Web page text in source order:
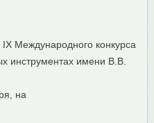
Международного конкурса
инструментах имени В.В.
на